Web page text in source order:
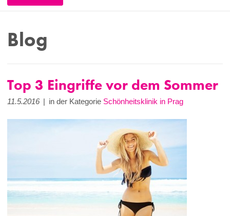
Blog
Top 3 Eingriffe vor dem Sommer
11.5.2016 | in der Kategorie Schönheitsklinik in Prag